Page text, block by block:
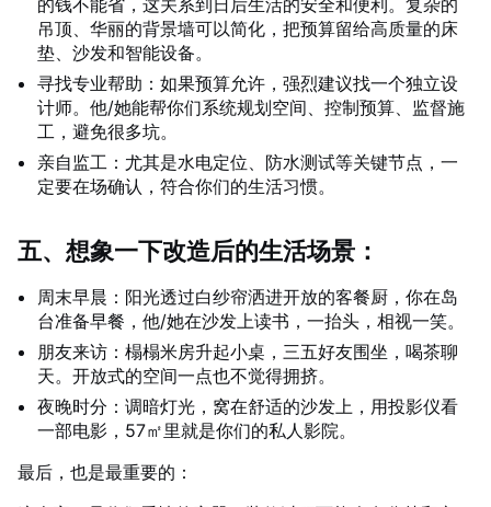
的钱不能省，这关系到日后生活的安全和便利。复杂的
吊顶、华丽的背景墙可以简化，把预算留给高质量的床
垫、沙发和智能设备。
寻找专业帮助：如果预算允许，强烈建议找一个独立设
计师。他/她能帮你们系统规划空间、控制预算、监督施
工，避免很多坑。
亲自监工：尤其是水电定位、防水测试等关键节点，一
定要在场确认，符合你们的生活习惯。
五、想象一下改造后的生活场景：
周末早晨：阳光透过白纱帘洒进开放的客餐厨，你在岛
台准备早餐，他/她在沙发上读书，一抬头，相视一笑。
朋友来访：榻榻米房升起小桌，三五好友围坐，喝茶聊
天。开放式的空间一点也不觉得拥挤。
夜晚时分：调暗灯光，窝在舒适的沙发上，用投影仪看
一部电影，57㎡里就是你们的私人影院。
最后，也是最重要的：